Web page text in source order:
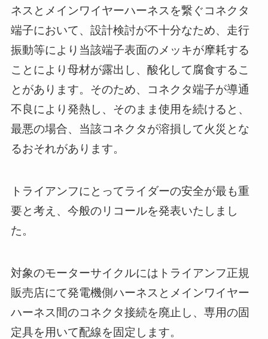
ネスとメインワイヤーハーネスを繋ぐコネクタ
端子において、設計検討が不十分なため、走行
振動等により当該端子表面のメッキが摩耗する
ことにより母材が露出し、酸化して腐食するこ
とがあります。そのため、コネクタ端子が導通
不良により発熱し、そのまま使用を続けると、
最悪の場合、当該コネクタが溶損して火災とな
るおそれがあります。
トライアンフにとってライダーの安全が最も重
要と考え、今般のリコールを発表いたしまし
た。
対象のモーターサイクルにはトライアンフ正規
販売店にて発電機側ハーネスとメインワイヤー
ハーネス間のコネクタ接続を廃止し、専用の固
定具を用いて配線を固定します。